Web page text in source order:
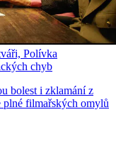
Polívka
chyb
bolest i zklamání z
plné filmařských omylů